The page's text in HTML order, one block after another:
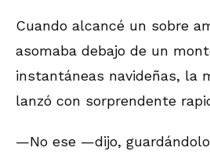
Cuando alcancé un sobre
asomaba debajo de un
instantáneas navideñas, la
lanzó con sorprendente
—No ese —dijo,